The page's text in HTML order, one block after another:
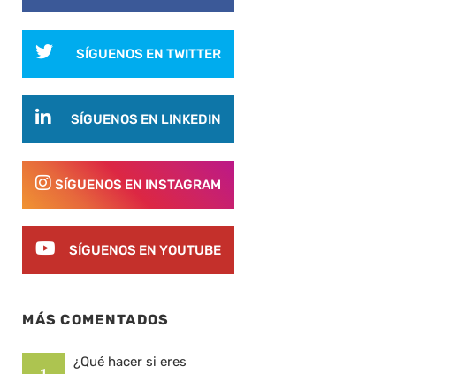
SÍGUENOS EN TWITTER
SÍGUENOS EN LINKEDIN
SÍGUENOS EN INSTAGRAM
SÍGUENOS EN YOUTUBE
MÁS COMENTADOS
¿Qué hacer si eres